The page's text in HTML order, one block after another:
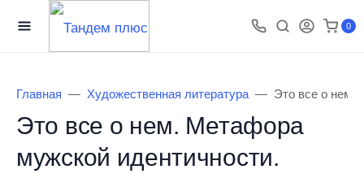
0
Главная Художественная литература Это все о нем.
Это все о нем. Метафора
мужской идентичности.